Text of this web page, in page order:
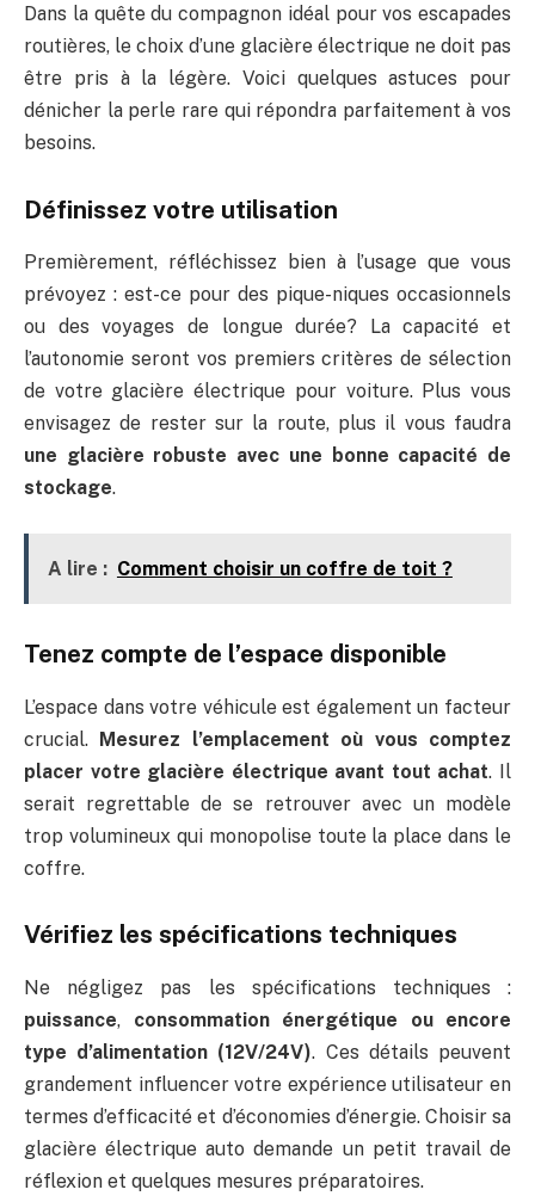
Dans la quête du compagnon idéal pour vos escapades
routières, le choix d’une glacière électrique ne doit pas
être pris à la légère. Voici quelques astuces pour
dénicher la perle rare qui répondra parfaitement à vos
besoins.
Définissez votre utilisation
Premièrement, réfléchissez bien à l’usage que vous
prévoyez : est-ce pour des pique-niques occasionnels
ou des voyages de longue durée? La capacité et
l’autonomie seront vos premiers critères de sélection
de votre glacière électrique pour voiture. Plus vous
envisagez de rester sur la route, plus il vous faudra
une glacière robuste avec une bonne capacité de
stockage.
A lire : Comment choisir un coffre de toit ?
Tenez compte de l’espace disponible
L’espace dans votre véhicule est également un facteur
crucial. Mesurez l’emplacement où vous comptez
placer votre glacière électrique avant tout achat. Il
serait regrettable de se retrouver avec un modèle
trop volumineux qui monopolise toute la place dans le
coffre.
Vérifiez les spécifications techniques
Ne négligez pas les spécifications techniques :
puissance, consommation énergétique ou encore
type d’alimentation (12V/24V). Ces détails peuvent
grandement influencer votre expérience utilisateur en
termes d’efficacité et d’économies d’énergie. Choisir sa
glacière électrique auto demande un petit travail de
réflexion et quelques mesures préparatoires.